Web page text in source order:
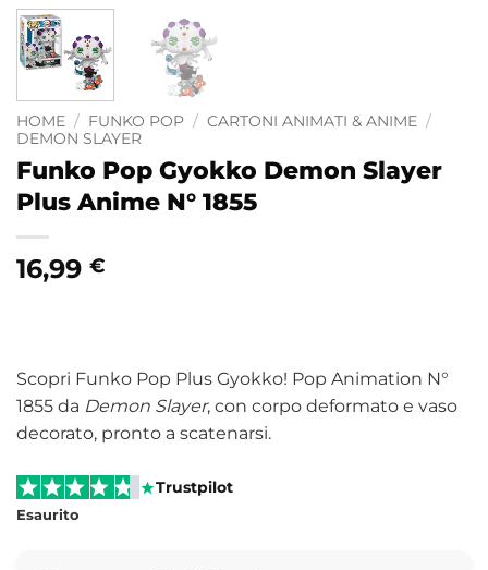
HOME / FUNKO POP / CARTONI ANIMATI & ANIME /
DEMON SLAYER
Funko Pop Gyokko Demon Slayer
Plus Anime N° 1855
16,99 €
Scopri Funko Pop Plus Gyokko! Pop Animation N°
1855 da Demon Slayer, con corpo deformato e vaso
decorato, pronto a scatenarsi.
Trustpilot
Esaurito